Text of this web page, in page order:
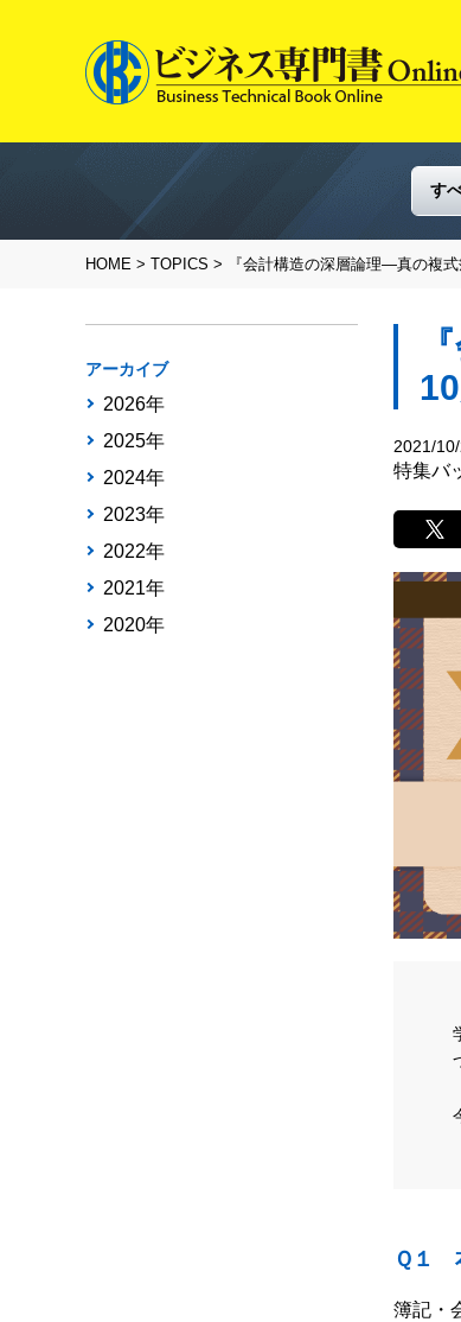
HOME > TOPICS > 『会計構造の深層論理―真の複式
2021/
特集バ
Ｑ１
簿記・
アーカイブ
2026年
2025年
2024年
2023年
2022年
2021年
2020年